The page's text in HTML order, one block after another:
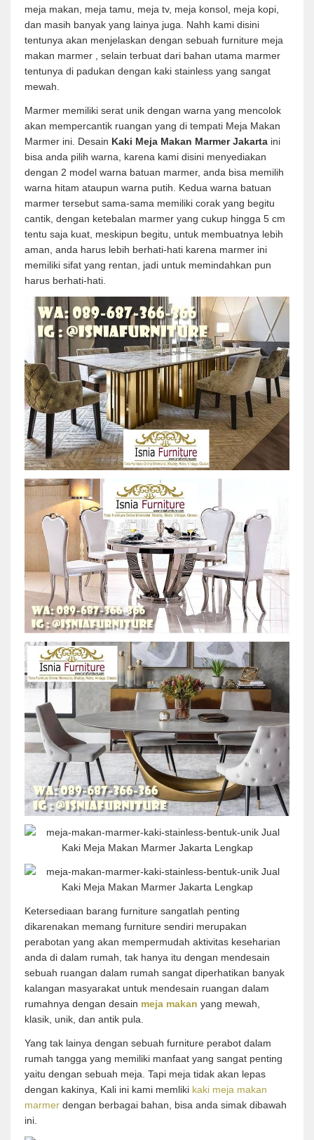
meja makan, meja tamu, meja tv, meja konsol, meja kopi,
dan masih banyak yang lainya juga. Nahh kami disini
tentunya akan menjelaskan dengan sebuah furniture meja
makan marmer , selain terbuat dari bahan utama marmer
tentunya di padukan dengan kaki stainless yang sangat
mewah.
Marmer memiliki serat unik dengan warna yang mencolok
akan mempercantik ruangan yang di tempati Meja Makan
Marmer ini. Desain Kaki Meja Makan Marmer Jakarta ini
bisa anda pilih warna, karena kami disini menyediakan
dengan 2 model warna batuan marmer, anda bisa memilih
warna hitam ataupun warna putih. Kedua warna batuan
marmer tersebut sama-sama memiliki corak yang begitu
cantik, dengan ketebalan marmer yang cukup hingga 5 cm
tentu saja kuat, meskipun begitu, untuk membuatnya lebih
aman, anda harus lebih berhati-hati karena marmer ini
memiliki sifat yang rentan, jadi untuk memindahkan pun
harus berhati-hati.
Ketersediaan barang furniture sangatlah penting
dikarenakan memang furniture sendiri merupakan
perabotan yang akan mempermudah aktivitas keseharian
anda di dalam rumah, tak hanya itu dengan mendesain
sebuah ruangan dalam rumah sangat diperhatikan banyak
kalangan masyarakat untuk mendesain ruangan dalam
rumahnya dengan desain meja makan yang mewah,
klasik, unik, dan antik pula.
Yang tak lainya dengan sebuah furniture perabot dalam
rumah tangga yang memiliki manfaat yang sangat penting
yaitu dengan sebuah meja. Tapi meja tidak akan lepas
dengan kakinya, Kali ini kami memliki kaki meja makan
marmer dengan berbagai bahan, bisa anda simak dibawah
ini.